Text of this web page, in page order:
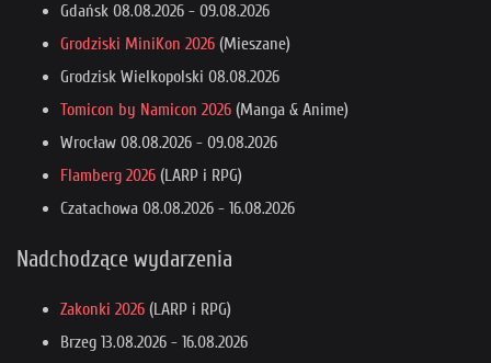
Gdańsk 08.08.2026 - 09.08.2026
Grodziski MiniKon 2026 (Mieszane)
Grodzisk Wielkopolski 08.08.2026
Tomicon by Namicon 2026 (Manga & Anime)
Wrocław 08.08.2026 - 09.08.2026
Flamberg 2026 (LARP i RPG)
Czatachowa 08.08.2026 - 16.08.2026
Nadchodzące wydarzenia
Zakonki 2026 (LARP i RPG)
Brzeg 13.08.2026 - 16.08.2026